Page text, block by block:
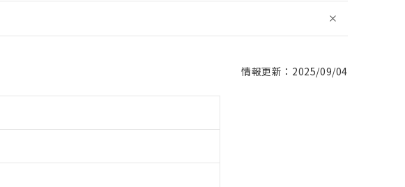
情報更新：2025/09/04